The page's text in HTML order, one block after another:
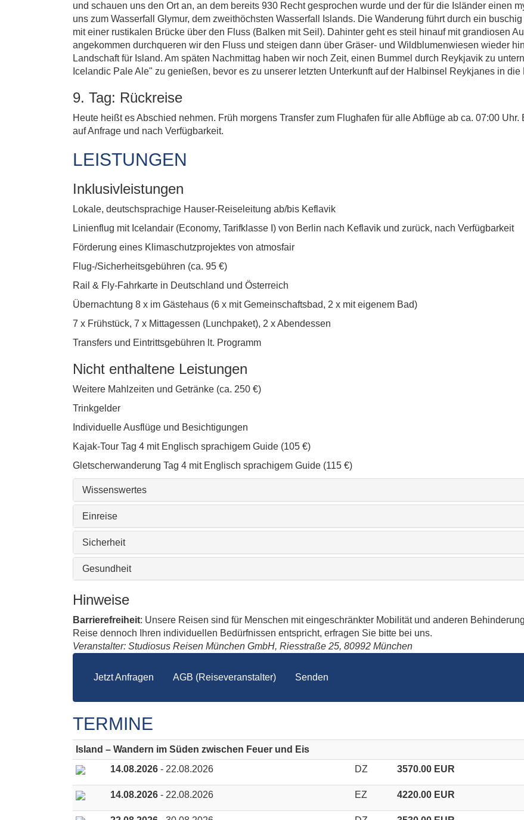
und schauen uns den Ort an, an dem bereits 930 Recht gesprochen wurde und der für die Isländer einen
uns zum Wasserfall Glymur, dem zweithöchsten Wasserfall Islands. Die Wanderung führt durch ein
mit einer rustikalen Brücke über den Fluss (Balken mit Seil). Dahinter geht es steil hinauf mit grandiosen
angekommen durchqueren wir den Fluss und steigen dann über Gräser- und Wildblumenwiesen wieder
Landschaft für Island. Am späten Nachmittag haben wir noch Zeit, einen Bummel durch Reykjavik zu
Icelandic Pale Ale" zu genießen, bevor es zu unserer letzten Unterkunft auf der Halbinsel Reykjanes in
9. Tag: Rückreise
Heute heißt es Abschied nehmen. Früh morgens Transfer zum Flughafen für alle Abflüge ab ca. 07:00
auf Anfrage und nach Verfügbarkeit.
LEISTUNGEN
Inklusivleistungen
Lokale, deutschsprachige Hauser-Reiseleitung ab/bis Keflavik
Linienflug mit Icelandair (Economy, Tarifklasse I) von Berlin nach Keflavik und zurück, nach Verfügbarkeit
Förderung eines Klimaschutzprojektes von atmosfair
Flug-/Sicherheitsgebühren (ca. 95 €)
Rail & Fly-Fahrkarte in Deutschland und Österreich
Übernachtung 8 x im Gästehaus (6 x mit Gemeinschaftsbad, 2 x mit eigenem Bad)
7 x Frühstück, 7 x Mittagessen (Lunchpaket), 2 x Abendessen
Transfers und Eintrittsgebühren lt. Programm
Nicht enthaltene Leistungen
Weitere Mahlzeiten und Getränke (ca. 250 €)
Trinkgelder
Individuelle Ausflüge und Besichtigungen
Kajak-Tour Tag 4 mit Englisch sprachigem Guide (105 €)
Gletscherwanderung Tag 4 mit Englisch sprachigem Guide (115 €)
Wissenswertes
Einreise
Sicherheit
Gesundheit
Hinweise
Barrierefreiheit: Unsere Reisen sind für Menschen mit eingeschränkter Mobilität und anderen
Reise dennoch Ihren individuellen Bedürfnissen entspricht, erfragen Sie bitte bei uns.
Veranstalter: Studiosus Reisen München GmbH, Riesstraße 25, 80992 München
Jetzt Anfragen AGB (Reiseveranstalter) Senden
TERMINE
Island – Wandern im Süden zwischen Feuer und Eis
14.08.2026 - 22.08.2026 DZ 3570.00 EUR
14.08.2026 - 22.08.2026 EZ 4220.00 EUR